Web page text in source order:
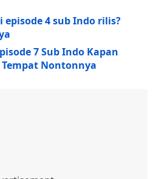
episode 4 sub Indo rilis?
7 Sub Indo Kapan
Tempat Nontonnya